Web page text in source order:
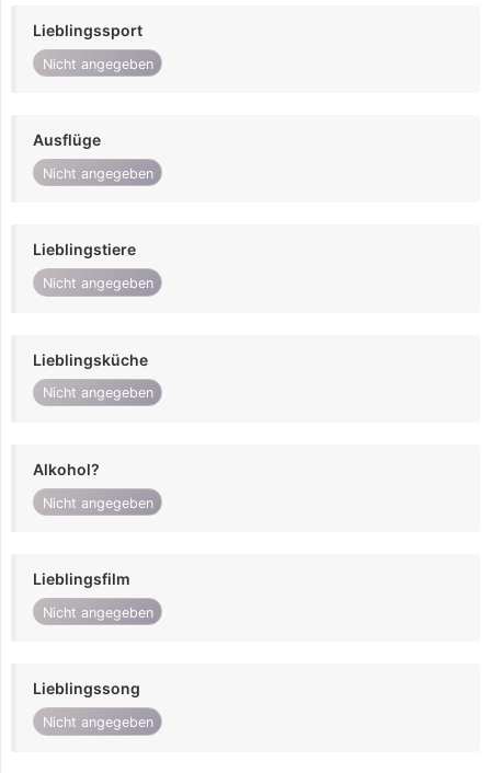
Lieblingssport
Nicht angegeben
Ausflüge
Nicht angegeben
Lieblingstiere
Nicht angegeben
Lieblingsküche
Nicht angegeben
Alkohol?
Nicht angegeben
Lieblingsfilm
Nicht angegeben
Lieblingssong
Nicht angegeben